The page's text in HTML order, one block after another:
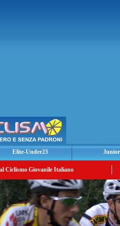
Elite-Under23
Ciclismo Giovanile Italiano